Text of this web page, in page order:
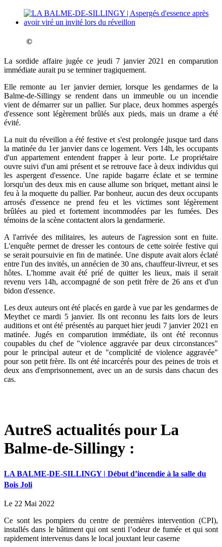
©
La sordide affaire jugée ce jeudi 7 janvier 2021 en comparution
immédiate aurait pu se terminer tragiquement.
Elle remonte au 1er janvier dernier, lorsque les gendarmes de la
Balme-de-Sillingy se rendent dans un immeuble ou un incendie
vient de démarrer sur un pallier. Sur place, deux hommes aspergés
d'essence sont légèrement brûlés aux pieds, mais un drame a été
évité.
La nuit du réveillon a été festive et s'est prolongée jusque tard dans
la matinée du 1er janvier dans ce logement. Vers 14h, les occupants
d'un appartement entendent frapper à leur porte. Le propriétaire
ouvre suivi d'un ami présent et se retrouve face à deux individus qui
les aspergent d'essence. Une rapide bagarre éclate et se termine
lorsqu'un des deux mis en cause allume son briquet, mettant ainsi le
feu à la moquette du pallier. Par bonheur, aucun des deux occupants
arrosés d'essence ne prend feu et les victimes sont légèrement
brûlées au pied et fortement incommodées par les fumées. Des
témoins de la scène contactent alors la gendarmerie.
A l'arrivée des militaires, les auteurs de l'agression sont en fuite.
L'enquête permet de dresser les contours de cette soirée festive qui
se serait poursuivie en fin de matinée. Une dispute avait alors éclaté
entre l'un des invités, un annécien de 30 ans, chauffeur-livreur, et ses
hôtes. L'homme avait été prié de quitter les lieux, mais il serait
revenu vers 14h, accompagné de son petit frère de 26 ans et d'un
bidon d'essence.
Les deux auteurs ont été placés en garde à vue par les gendarmes de
Meythet ce mardi 5 janvier. Ils ont reconnu les faits lors de leurs
auditions et ont été présentés au parquet hier jeudi 7 janvier 2021 en
matinée. Jugés en comparution immédiate, ils ont été reconnus
coupables du chef de "violence aggravée par deux circonstances"
pour le principal auteur et de "complicité de violence aggravée"
pour son petit frère. Ils ont été incarcérés pour des peines de trois et
deux ans d'emprisonnement, avec un an de sursis dans chacun des
cas.
AutreS actualités pour La
Balme-de-Sillingy :
LA BALME-DE-SILLINGY | Début d’incendie à la salle du
Bois Joli
Le 22 Mai 2022
Ce sont les pompiers du centre de premières intervention (CPI),
installés dans le bâtiment qui ont senti l’odeur de fumée et qui sont
rapidement intervenus dans le local jouxtant leur caserne